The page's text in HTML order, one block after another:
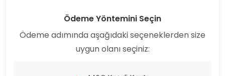
Ödeme Yöntemini Seçin
Ödeme adımında aşağıdaki seçeneklerden size
uygun olanı seçiniz: